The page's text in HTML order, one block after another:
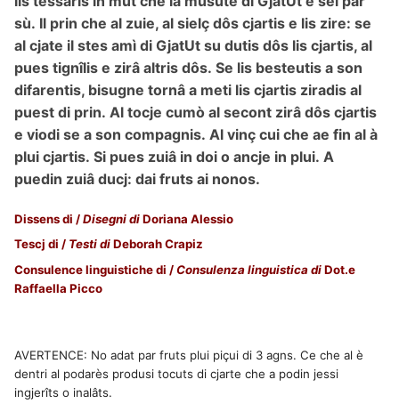
sù. Il prin che al zuie, al sielç dôs cjartis e lis zire: se
al cjate il stes amì di GjatUt su dutis dôs lis cjartis, al
pues tignîlis e zirâ altris dôs. Se lis besteutis a son
difarentis, bisugne tornâ a meti lis cjartis ziradis al
puest di prin. Al tocje cumò al secont zirâ dôs cjartis
e viodi se a son compagnis. Al vinç cui che ae fin al à
plui cjartis. Si pues zuiâ in doi o ancje in plui. A
puedin zuiâ ducj: dai fruts ai nonos.
Dissens di /Disegni diDoriana Alessio
Tescj di / Testi diDeborah Crapiz
Consulence linguistiche di /Consulenza linguistica diDot.e
Raffaella Picco
AVERTENCE: No adat par fruts plui piçui di 3 agns. Ce che al è
dentri al podarès produsi tocuts di cjarte che a podin jessi
ingjerîts o inalâts.